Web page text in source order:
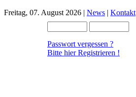
Freitag, 07. August 2026 | News | Kontakt
Passwort vergessen ?
Bitte hier Registrieren !